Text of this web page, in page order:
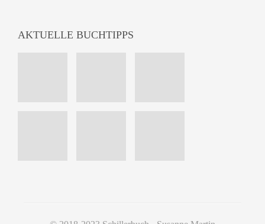
AKTUELLE BUCHTIPPS